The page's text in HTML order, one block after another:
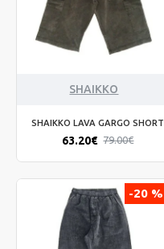
SHAIKKO
SHAIKKO LAVA GARGO SHORT
63.20€ 79.00€
-20 %